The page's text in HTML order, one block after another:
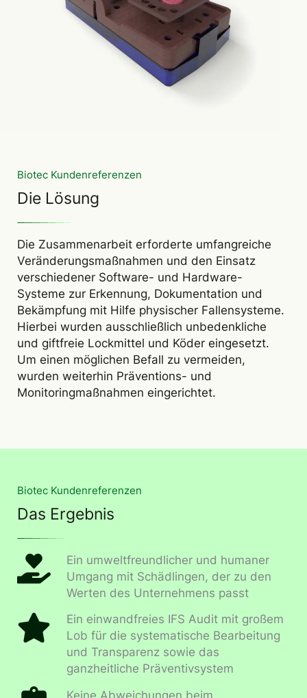
Biotec Kundenreferenzen
Die Lösung
Die Zusammenarbeit erforderte umfangreiche
Veränderungsmaßnahmen und den Einsatz
verschiedener Software- und Hardware-
Systeme zur Erkennung, Dokumentation und
Bekämpfung mit Hilfe physischer Fallensysteme.
Hierbei wurden ausschließlich unbedenkliche
und giftfreie Lockmittel und Köder eingesetzt.
Um einen möglichen Befall zu vermeiden,
wurden weiterhin Präventions- und
Monitoringmaßnahmen eingerichtet.
Biotec Kundenreferenzen
Das Ergebnis
Ein umweltfreundlicher und humaner
Umgang mit Schädlingen, der zu den
Werten des Unternehmens passt
Ein einwandfreies IFS Audit mit großem
Lob für die systematische Bearbeitung
und Transparenz sowie das
ganzheitliche Präventivsystem
Keine Abweichungen beim